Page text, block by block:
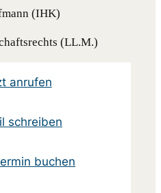
(IHK)
(LL.M.)
anrufen
schreiben
buchen